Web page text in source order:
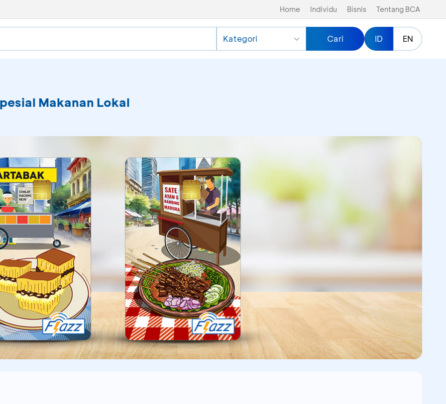
Home Individu Bisnis Tentang BCA
Kategori Cari ID EN
Makanan Lokal